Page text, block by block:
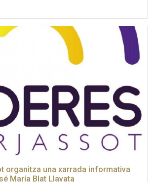
organitza una xarrada informativa
María Blat Llavata